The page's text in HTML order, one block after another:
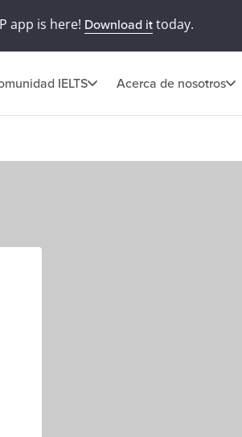
app is here! Download ittoday.
IELTS Acerca de nosotros